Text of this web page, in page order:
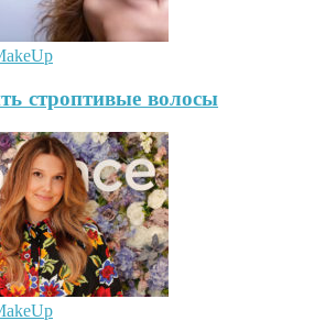
строптивые волосы